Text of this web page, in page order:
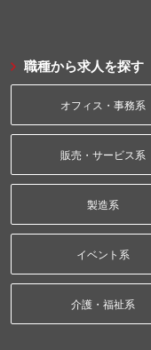
職種から求人を探す
オフィス・事務系
販売・サービス系
製造系
イベント系
介護・福祉系